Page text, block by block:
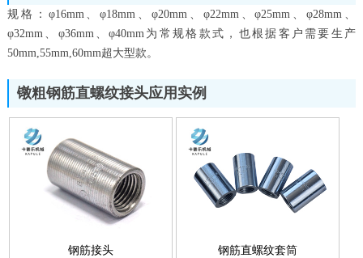
规格：φ16mm、φ18mm、φ20mm、φ22mm、φ25mm、φ28mm、
φ32mm、φ36mm、φ40mm为常规格款式，也根据客户需要生产
50mm,55mm,60mm超大型款。
镦粗钢筋直螺纹接头应用实例
钢筋接头 钢筋直螺纹套筒